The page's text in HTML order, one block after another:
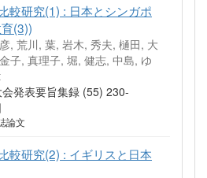
較研究(1) : 日本とシンガポ
(3))
, 荒川, 葉, 岩木, 秀夫, 樋田, 大
子, 真理子, 堀, 健志, 中島, ゆ
発表要旨集録 (55) 230-
論文
較研究(2) : イギリスと日本